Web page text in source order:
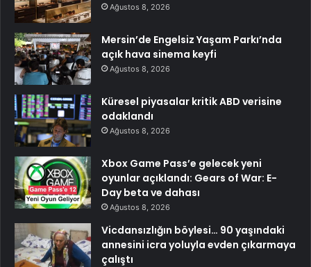
Ağustos 8, 2026
Mersin’de Engelsiz Yaşam Parkı’nda
açık hava sinema keyfi
Ağustos 8, 2026
Küresel piyasalar kritik ABD verisine
odaklandı
Ağustos 8, 2026
Xbox Game Pass’e gelecek yeni
oyunlar açıklandı: Gears of War: E-
Day beta ve dahası
Ağustos 8, 2026
Vicdansızlığın böylesi… 90 yaşındaki
annesini icra yoluyla evden çıkarmaya
çalıştı